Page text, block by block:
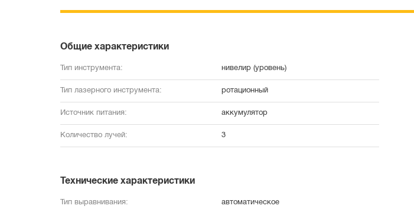
Общие характеристики
Тип инструмента: нивелир (уровень)
Тип лазерного инструмента: ротационный
Источник питания: аккумулятор
Количество лучей: 3
Технические характеристики
Тип выравнивания: автоматическое